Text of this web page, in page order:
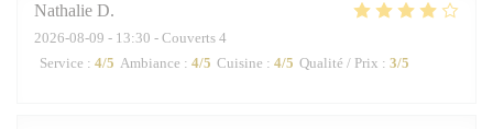
Nathalie D
2026-08-09 - 13:30 - Couverts 4
Service : 4/5 Ambiance : 4/5 Cuisine : 4/5 Qualité / Prix : 3/5